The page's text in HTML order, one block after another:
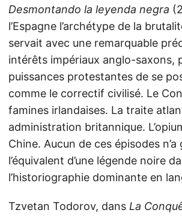
Desmontando la leyenda negra
l’Espagne l’archétype de la
servait avec une remarquable
intérêts impériaux anglo-saxons,
puissances protestantes de se
comme le correctif civilisé. Le
famines irlandaises. La traite
administration britannique.
Chine. Aucun de ces épisodes n’a
l’équivalent d’une légende noire
l’historiographie dominante en
Tzvetan Todorov, dans La